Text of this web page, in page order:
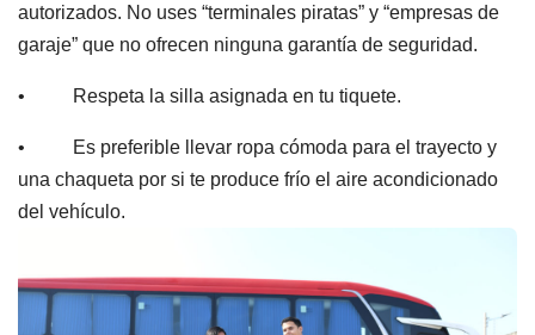
autorizados. No uses “terminales piratas” y “empresas de
garaje” que no ofrecen ninguna garantía de seguridad.
• Respeta la silla asignada en tu tiquete.
• Es preferible llevar ropa cómoda para el trayecto y
una chaqueta por si te produce frío el aire acondicionado
del vehículo.